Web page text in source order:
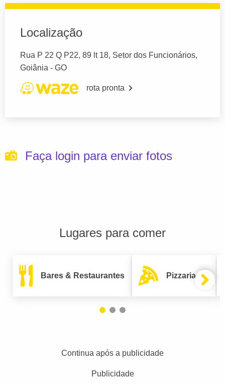
Localização
Rua P 22 Q P22, 89 lt 18, Setor dos Funcionários,
Goiânia - GO
rota pronta
Faça login para enviar fotos
Lugares para comer
Bares & Restaurantes Pizzarias
Continua após a publicidade
Publicidade